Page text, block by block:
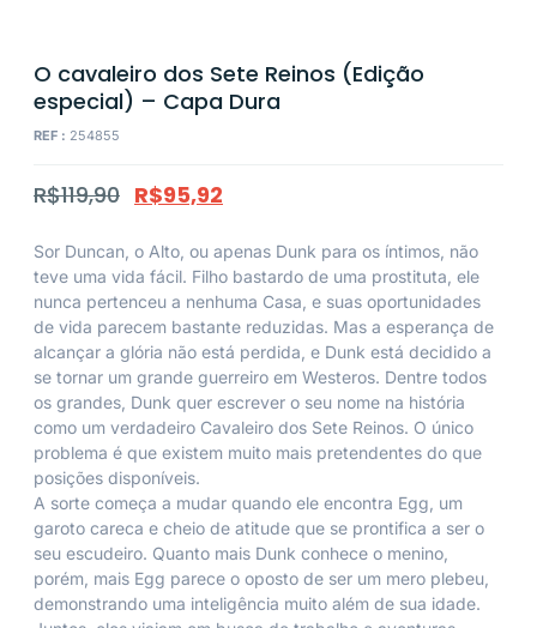
O cavaleiro dos Sete Reinos (Edição
especial) – Capa Dura
REF : 254855
R$119,90 R$95,92
Sor Duncan, o Alto, ou apenas Dunk para os íntimos, não
teve uma vida fácil. Filho bastardo de uma prostituta, ele
nunca pertenceu a nenhuma Casa, e suas oportunidades
de vida parecem bastante reduzidas. Mas a esperança de
alcançar a glória não está perdida, e Dunk está decidido a
se tornar um grande guerreiro em Westeros. Dentre todos
os grandes, Dunk quer escrever o seu nome na história
como um verdadeiro Cavaleiro dos Sete Reinos. O único
problema é que existem muito mais pretendentes do que
posições disponíveis.
A sorte começa a mudar quando ele encontra Egg, um
garoto careca e cheio de atitude que se prontifica a ser o
seu escudeiro. Quanto mais Dunk conhece o menino,
porém, mais Egg parece o oposto de ser um mero plebeu,
demonstrando uma inteligência muito além de sua idade.